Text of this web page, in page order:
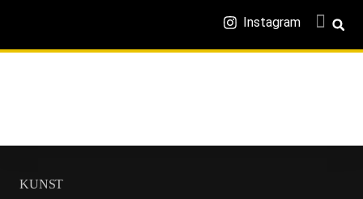
Instagram
KUNST